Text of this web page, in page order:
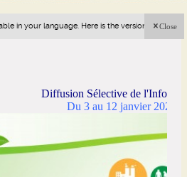
in your language. Here is the version in french
Close